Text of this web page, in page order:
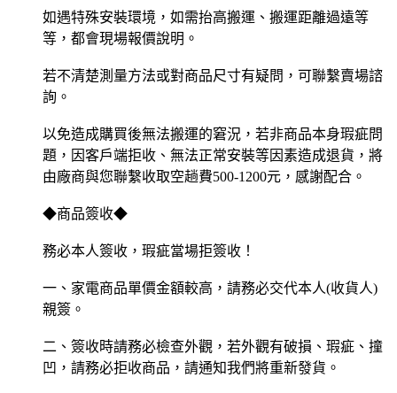
如遇特殊安裝環境，如需抬高搬運、搬運距離過遠等
等，都會現場報價說明。
若不清楚測量方法或對商品尺寸有疑問，可聯繫賣場諮
詢。
以免造成購買後無法搬運的窘況，若非商品本身瑕疵問
題，因客戶端拒收、無法正常安裝等因素造成退貨，將
由廠商與您聯繫收取空趟費500-1200元，感謝配合。
◆商品簽收◆
務必本人簽收，瑕疵當場拒簽收！
一、家電商品單價金額較高，請務必交代本人(收貨人)
親簽。
二、簽收時請務必檢查外觀，若外觀有破損、瑕疵、撞
凹，請務必拒收商品，請通知我們將重新發貨。